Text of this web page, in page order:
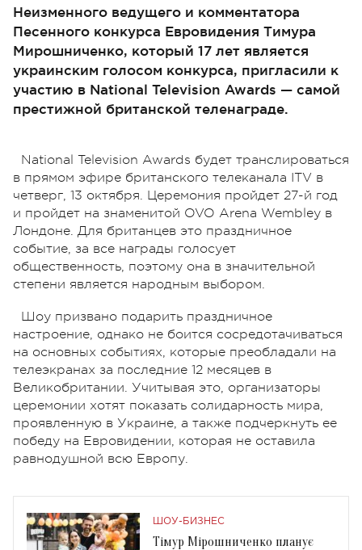
Неизменного ведущего и комментатора
Песенного конкурса Евровидения Тимура
Мирошниченко, который 17 лет является
украинским голосом конкурса, пригласили к
участию в National Television Awards — самой
престижной британской теленаграде.
National Television Awards будет транслироваться
в прямом эфире британского телеканала ITV в
четверг, 13 октября. Церемония пройдет 27-й год
и пройдет на знаменитой OVO Arena Wembley в
Лондоне. Для британцев это праздничное
событие, за все награды голосует
общественность, поэтому она в значительной
степени является народным выбором.
Шоу призвано подарить праздничное
настроение, однако не боится сосредотачиваться
на основных событиях, которые преобладали на
телеэкранах за последние 12 месяцев в
Великобритании. Учитывая это, организаторы
церемонии хотят показать солидарность мира,
проявленную в Украине, а также подчеркнуть ее
победу на Евровидении, которая не оставила
равнодушной всю Европу.
ШОУ-БИЗНЕС
Тімур Мірошниченко планує